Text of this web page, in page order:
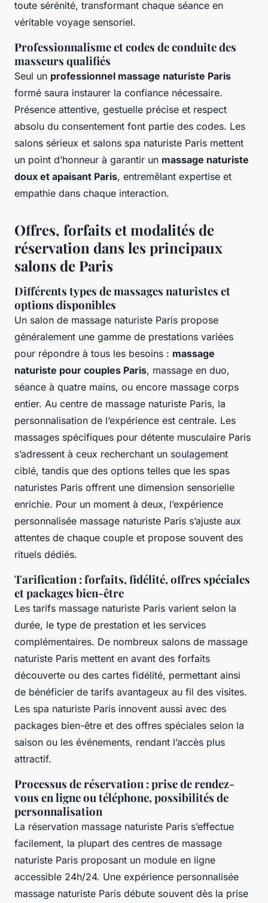
toute sérénité, transformant chaque séance en
véritable voyage sensoriel.
Professionnalisme et codes de conduite des
masseurs qualifiés
Seul un professionnel massage naturiste Paris
formé saura instaurer la confiance nécessaire.
Présence attentive, gestuelle précise et respect
absolu du consentement font partie des codes. Les
salons sérieux et salons spa naturiste Paris mettent
un point d’honneur à garantir un massage naturiste
doux et apaisant Paris, entremêlant expertise et
empathie dans chaque interaction.
Offres, forfaits et modalités de
réservation dans les principaux
salons de Paris
Différents types de massages naturistes et
options disponibles
Un salon de massage naturiste Paris propose
généralement une gamme de prestations variées
pour répondre à tous les besoins : massage
naturiste pour couples Paris, massage en duo,
séance à quatre mains, ou encore massage corps
entier. Au centre de massage naturiste Paris, la
personnalisation de l’expérience est centrale. Les
massages spécifiques pour détente musculaire Paris
s’adressent à ceux recherchant un soulagement
ciblé, tandis que des options telles que les spas
naturistes Paris offrent une dimension sensorielle
enrichie. Pour un moment à deux, l’expérience
personnalisée massage naturiste Paris s’ajuste aux
attentes de chaque couple et propose souvent des
rituels dédiés.
Tarification : forfaits, fidélité, offres spéciales
et packages bien-être
Les tarifs massage naturiste Paris varient selon la
durée, le type de prestation et les services
complémentaires. De nombreux salons de massage
naturiste Paris mettent en avant des forfaits
découverte ou des cartes fidélité, permettant ainsi
de bénéficier de tarifs avantageux au fil des visites.
Les spa naturiste Paris innovent aussi avec des
packages bien-être et des offres spéciales selon la
saison ou les événements, rendant l’accès plus
attractif.
Processus de réservation : prise de rendez-
vous en ligne ou téléphone, possibilités de
personnalisation
La réservation massage naturiste Paris s’effectue
facilement, la plupart des centres de massage
naturiste Paris proposant un module en ligne
accessible 24h/24. Une expérience personnalisée
massage naturiste Paris débute souvent dès la prise